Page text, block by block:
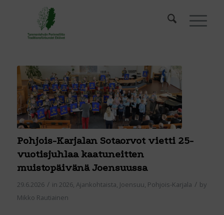
Pohjois-Karjalan Sotaorvot vietti 25-
vuotisjuhlaa kaatuneitten
muistopäivänä Joensuussa
29.6.2026 / in 2026, Ajankohtaista, Joensuu, Pohjois-Karjala / by
Mikko Rautiainen